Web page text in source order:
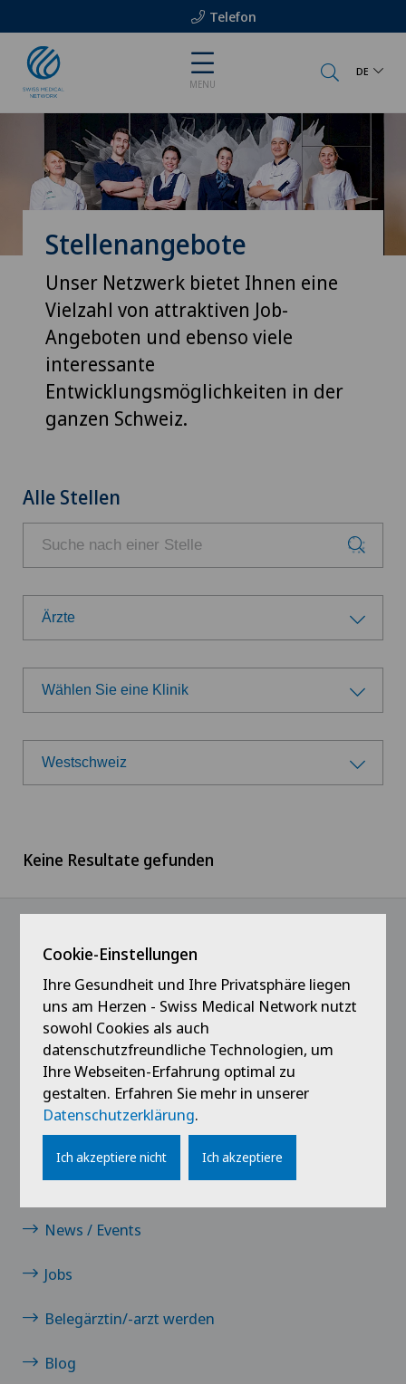
Telefon
MENU
DE
Stellenangebote
Unser Netzwerk bietet Ihnen eine
Vielzahl von attraktiven Job-
Angeboten und ebenso viele
interessante
Entwicklungsmöglichkeiten in der
ganzen Schweiz.
Alle Stellen
Ärzte
Berufsgruppe
Ärzte
Belegärzte
Logistik
Medizin
Patientenservice
Verwaltung
Praktikanten & Lernende
Wählen Sie eine Klinik
Wählen Sie eine Klinik
Swiss Medical Network
Ärztezentrum Siloah Murten
Ärztezentrum Solothurn
Centre Médico-Chirurgical des Eaux-Vives
Clinica Ars Medica
Clinica Sant Anna
Clinique de Genolier
Clinique de Montchoisi
Clinique de Valère
Westschweiz
Westschweiz
Deutschschweiz
Keine Resultate gefunden
@Immer das Neueste erfahren
Links
Kontakt
News / Events
Jobs
Belegärztin/-arzt werden
Blog
Cookie-Einstellungen
Ihre Gesundheit und Ihre Privatsphäre liegen
uns am Herzen - Swiss Medical Network nutzt
sowohl Cookies als auch
datenschutzfreundliche Technologien, um
Ihre Webseiten-Erfahrung optimal zu
gestalten. Erfahren Sie mehr in unserer
Datenschutzerklärung.
Ich akzeptiere nicht Ich akzeptiere